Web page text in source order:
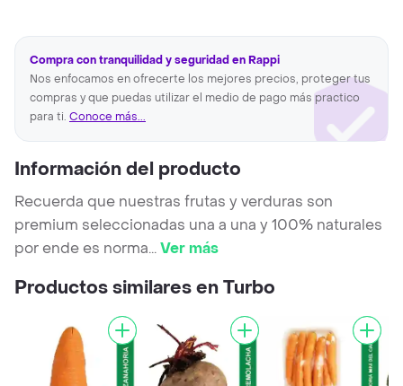
Compra con tranquilidad y seguridad en Rappi
Nos enfocamos en ofrecerte los mejores precios, proteger tus
compras y que puedas utilizar el medio de pago más practico
para ti. Conoce más...
Información del producto
Recuerda que nuestras frutas y verduras son
premium seleccionadas una a una y 100% naturales
por ende es norma...Ver más
Productos similares en Turbo